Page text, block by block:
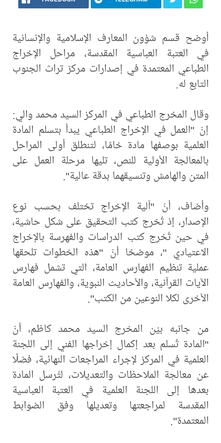
أوضح قسم شؤون المعارف الإسلامية والإنسانية
في العتبة العباسية المقدسة، مراحل الإخراج
الطباعي المعتمدة في إصدارات مركز تراث الجنوب
التابع له.
وقال المخرج الطباعي في المركز السيد محمد والي:
إنّ "العمل في الإخراج الطباعي يبدأ بتسلم المادة
العلمية بوصفها مادة خامًا، لتنطلق أولى المراحل
بالمعالجة الأولية للنص، تليها مرحلة العمل على
المتن والهامش وتنسيقهما بدقة عالية".
وأضاف، أنّ "آلية الإخراج تختلف بحسب نوع
الإصدار، إذ تُخرج كتب التحقيق على شكل حاشية،
في حين تُخرج كتب الدراسات والفهرسة بالإخراج
الاعتيادي "، موضحًا أنّ "هذه الخطوات تلحقها
عملية تنظيم الفهارس العامة، التي تشمل فهارس
الآيات القرآنية، والأحاديث النبوية، والفهارس العامة
الأخرى لكلا النوعين من الكتب".
من جانبه بيّن المخرج السيد محمد كاظم، أنّ
"المادة تُسلم بعد إكمال إخراجها الفني إلى اللجنة
العلمية في المركز لإجراء المراجعات النهائية، فضلًا
عن معالجة الملاحظات والتعديلات، لتُرسل المادة
بعدها إلى اللجنة العلمية في العتبة العباسية
المقدسة لمراجعتها وتعديلها وفق الضوابط
المعتمدة".